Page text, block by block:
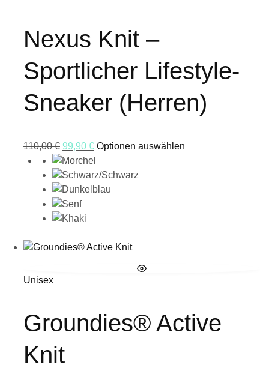
Nexus Knit –
Sportlicher Lifestyle-
Sneaker (Herren)
110,00€ 99,90 € Optionen auswählen
Unisex
Groundies® Active
Knit